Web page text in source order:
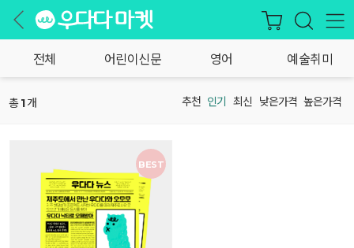
전체 어린이신문 영어 예술취미
총1개 추천 인기 최신 낮은가격 높은가격
BEST